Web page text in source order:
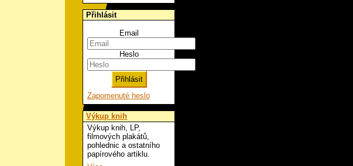
Přihlásit
Email
Heslo
Zapomenuté heslo
Výkup knih
Výkup knih, LP,
filmových plakátů,
pohlednic a ostatního
papírového artiklu.